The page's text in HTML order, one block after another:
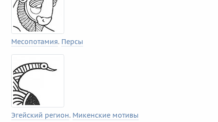
Месопотамия. Персы
Эгейский регион. Микенские мотивы